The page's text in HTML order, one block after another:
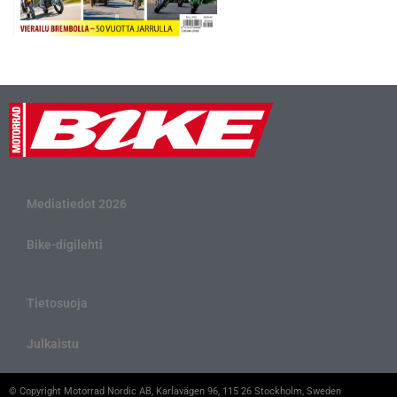
Mediatiedot 2026
Bike-digilehti
Tietosuoja
Julkaistu
© Copyright Motorrad Nordic AB, Karlavägen 96, 115 26 Stockholm, Sweden